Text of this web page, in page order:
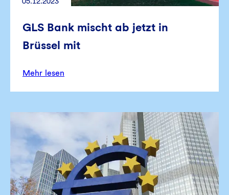
GLS Bank mischt ab jetzt in
Brüssel mit
Mehr lesen